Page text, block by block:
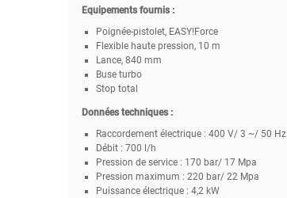
Equipements fournis :
Poignée-pistolet, EASY!Force
Flexible haute pression, 10 m
Lance, 840 mm
Buse turbo
Stop total
Données techniques :
Raccordement électrique : 400 V/ 3 ~/ 50 Hz
Débit : 700 l/h
Pression de service : 170 bar/ 17 Mpa
Pression maximum : 220 bar/ 22 Mpa
Puissance électrique : 4,2 kW